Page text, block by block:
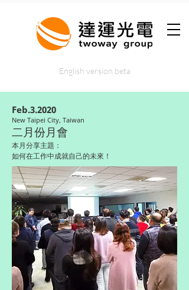
English version beta
Feb.3.2020
New Taipei City, Taiwan
二月份月會
​本月分享主題：
如何在工作中成就自己的未來！